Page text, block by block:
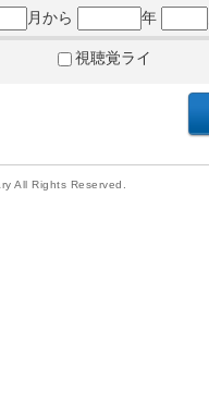
月から 年
視聴覚ライ
All Rights Reserved.